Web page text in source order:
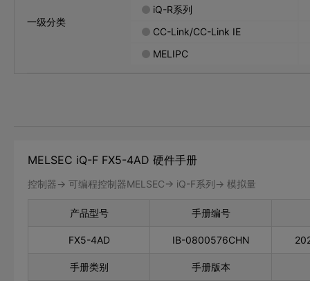
一级分类
iQ-R系列
CC-Link/CC-Link IE
MELIPC
MELSEC iQ-F FX5-4AD 硬件手册
控制器-> 可编程控制器MELSEC-> iQ-F系列-> 模拟量
产品型号 手册编号
FX5-4AD IB-0800576CHN
手册类别 手册版本